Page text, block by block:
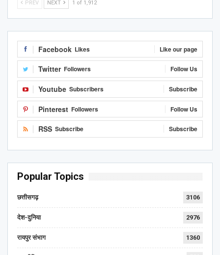
PREV NEXT 1 of 1,912
Facebook Likes Like our page
Twitter Followers Follow Us
Youtube Subscribers Subscribe
Pinterest Followers Follow Us
RSS Subscribe Subscribe
Popular Topics
छत्तीसगढ़ 3106
देश-दुनिया 2976
रायपुर संभाग 1360